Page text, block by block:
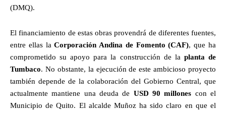
(DMQ).
El financiamiento de estas obras provendrá de diferentes fuentes,
entre ellas laCorporación Andina de Fomento (CAF), que ha
comprometido su apoyo para la construcción de la planta de
Tumbaco. No obstante, la ejecución de este ambicioso proyecto
también depende de la colaboración del Gobierno Central, que
actualmente mantiene una deuda de USD 90 millones con el
Municipio de Quito. El alcalde Muñoz ha sido claro en que el